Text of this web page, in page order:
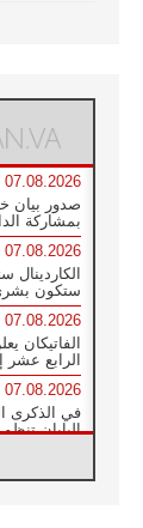
07.08.2026
صدور بيان
بمشاركة
07.08.2026
الكاردينال
ستكون بشرى
07.08.2026
الفاتيكان
الرابع عشر
07.08.2026
اليابان تنظم ١٠ أيام للصلاة على نية
الكنيسة في